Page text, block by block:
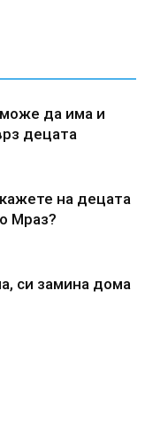
да има и
децата
на децата
Мраз?
си замина дома